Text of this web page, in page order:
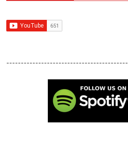
------------------------------------------